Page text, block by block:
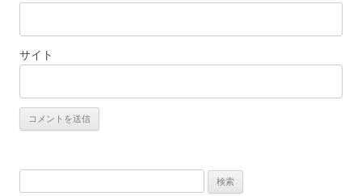
サイト